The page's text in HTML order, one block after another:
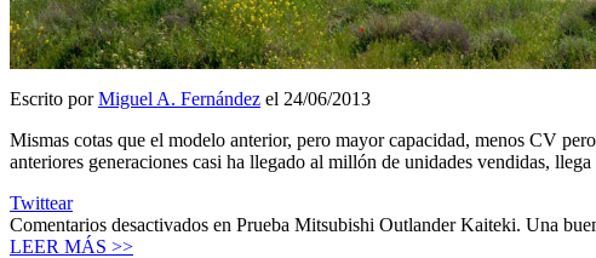
Escrito porMiguel A. Fernández el 24/06/2013
Mismas cotas que el modelo anterior, pero mayor capacidad, menos CV
anteriores generaciones casi ha llegado al millón de unidades vendidas,
Twittear
Comentarios desactivados en Prueba Mitsubishi Outlander Kaiteki. Una
LEER MÁS >>